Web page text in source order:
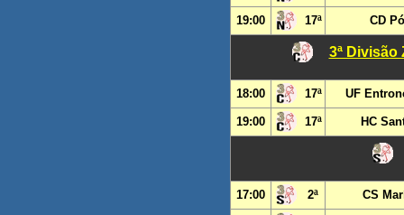
19:00 17ª CD
3ª Divisão
18:00 17ª UF
19:00 17ª HC
17:00 2ª CS